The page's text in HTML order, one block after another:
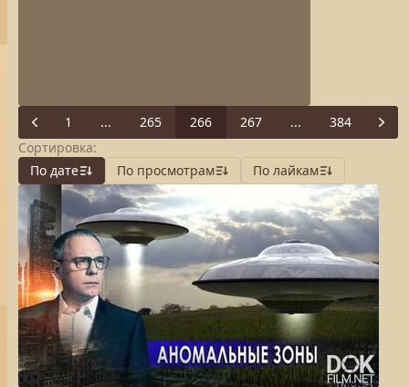
Previous
1 ... 265 266 267 ... 384
Next
Сортировка:
По дате
По просмотрам По лайкам